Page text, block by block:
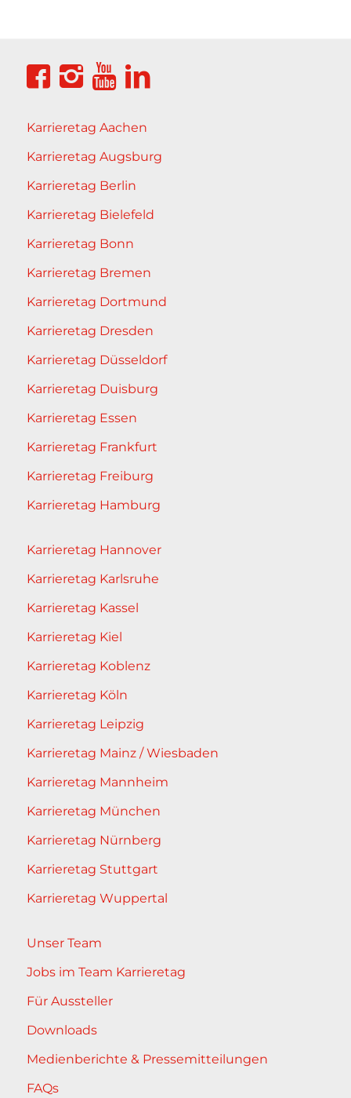
Karrieretag Aachen
Karrieretag Augsburg
Karrieretag Berlin
Karrieretag Bielefeld
Karrieretag Bonn
Karrieretag Bremen
Karrieretag Dortmund
Karrieretag Dresden
Karrieretag Düsseldorf
Karrieretag Duisburg
Karrieretag Essen
Karrieretag Frankfurt
Karrieretag Freiburg
Karrieretag Hamburg
Karrieretag Hannover
Karrieretag Karlsruhe
Karrieretag Kassel
Karrieretag Kiel
Karrieretag Koblenz
Karrieretag Köln
Karrieretag Leipzig
Karrieretag Mainz / Wiesbaden
Karrieretag Mannheim
Karrieretag München
Karrieretag Nürnberg
Karrieretag Stuttgart
Karrieretag Wuppertal
Unser Team
Jobs im Team Karrieretag
Für Aussteller
Downloads
Medienberichte & Pressemitteilungen
FAQs